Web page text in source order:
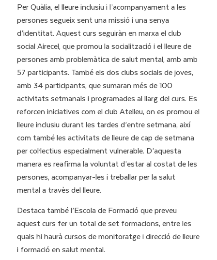
Per Quàlia, el lleure inclusiu i l’acompanyament a les
persones segueix sent una missió i una senya
d’identitat. Aquest curs seguiràn en marxa el club
social Airecel, que promou la socialització i el lleure de
persones amb problemàtica de salut mental, amb amb
57 participants. També els dos clubs socials de joves,
amb 34 participants, que sumaran més de 100
activitats setmanals i programades al llarg del curs. Es
reforcen iniciatives com el club Atelleu, on es promou el
lleure inclusiu durant les tardes d’entre setmana, així
com també les activitats de lleure de cap de setmana
per col·lectius especialment vulnerable. D’aquesta
manera es reafirma la voluntat d’estar al costat de les
persones, acompanyar-les i treballar per la salut
mental a travès del lleure.
Destaca també l’Escola de Formació que preveu
aquest curs fer un total de set formacions, entre les
quals hi haurà cursos de monitoratge i direcció de lleure
i formació en salut mental.